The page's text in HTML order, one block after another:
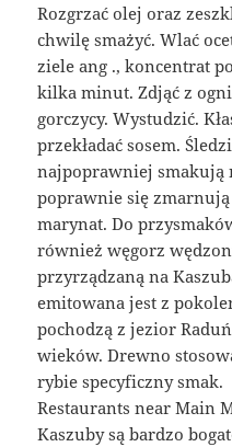
Rozgrzać olej oraz
chwilę smażyć. Wlać
ziele ang ., koncentrat
kilka minut. Zdjąć z
gorczycy. Wystudzić.
przekładać sosem.
najpoprawniej smakują
poprawnie się
marynat. Do
również węgorz
przyrządzaną na
emitowana jest z
pochodzą z jezior
wieków. Drewno
rybie specyficzny smak.
Restaurants near Main
Kaszuby są bardzo